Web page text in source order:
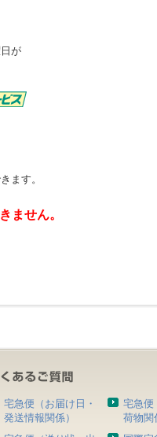
が
ます。
ません。
宅急便（お届け日・
発送情報関係）
宅急便
荷物関